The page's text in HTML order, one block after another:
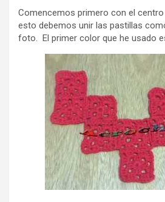
Comencemos primero con el
esto debemos unir las pastillas
foto. El primer color que he usado